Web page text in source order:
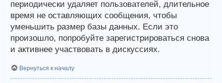
периодически удаляет пользователей, длительное
время не оставляющих сообщения, чтобы
уменьшить размер базы данных. Если это
произошло, попробуйте зарегистрироваться снова
и активнее участвовать в дискуссиях.
Вернуться к началу